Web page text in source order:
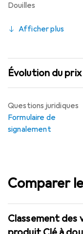
Douilles
Afficher plus
Évolution du prix
Questions juridiques
Formulaire de
signalement
Comparer
Classement des